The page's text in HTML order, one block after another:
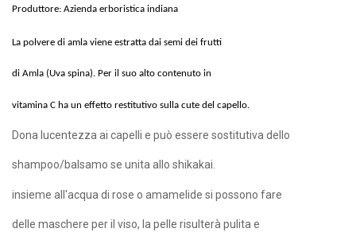
Produttore: Azienda erboristica indiana
La polvere di amla viene estratta dai semi dei frutti
di Amla (Uva spina). Per il suo alto contenuto in
vitamina C ha un effetto restitutivo sulla cute del capello.
Dona lucentezza ai capelli e può essere sostitutiva dello
shampoo/balsamo se unita allo shikakai.
insieme all'acqua di rose o amamelide si possono fare
delle maschere per il viso, la pelle risulterà pulita e